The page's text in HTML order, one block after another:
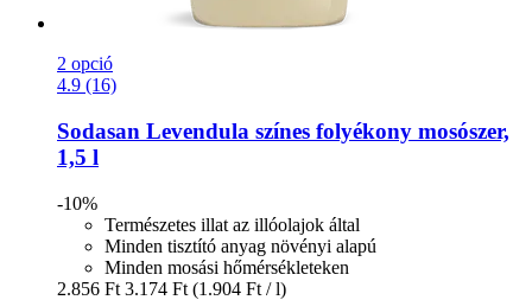
2 opció
4.9 (16)
Sodasan Levendula színes folyékony mosószer,
1,5 l
-10%
Természetes illat az illóolajok által
Minden tisztító anyag növényi alapú
Minden mosási hőmérsékleteken
2.856 Ft 3.174 Ft (1.904 Ft / l)